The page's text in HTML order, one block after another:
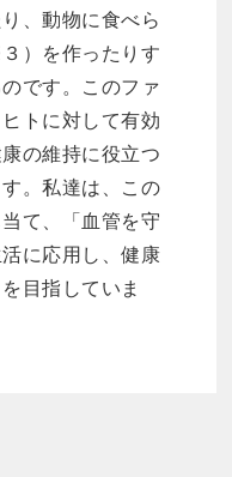
、動物に食べら
）を作ったりす
です。このファ
トに対して有効
の維持に役立つ
。私達は、この
て、「血管を守
に応用し、健康
目指していま